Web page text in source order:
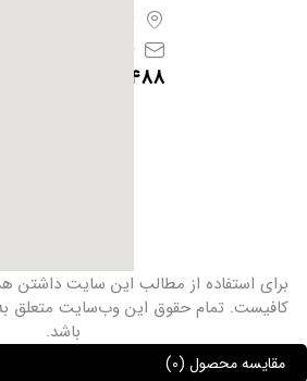
تهران،بزرگراه
info@iranhoof.ir
09128385488
برای استفاده از مطالب این سایت داشتن
باشد.
مقایسه محصول (0)